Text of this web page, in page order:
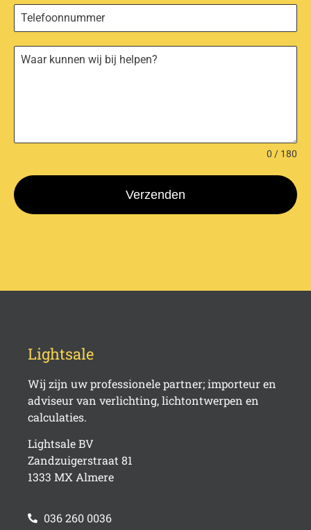
0 / 180
Verzenden
Lightsale
Wij zijn uw professionele partner; importeur en
adviseur van verlichting, lichtontwerpen en
calculaties.
Lightsale BV
Zandzuigerstraat 81
1333 MX Almere
036 260 0036